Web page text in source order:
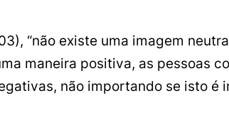
“não existe uma imagem
maneira positiva, as pessoas
não importando se isto é